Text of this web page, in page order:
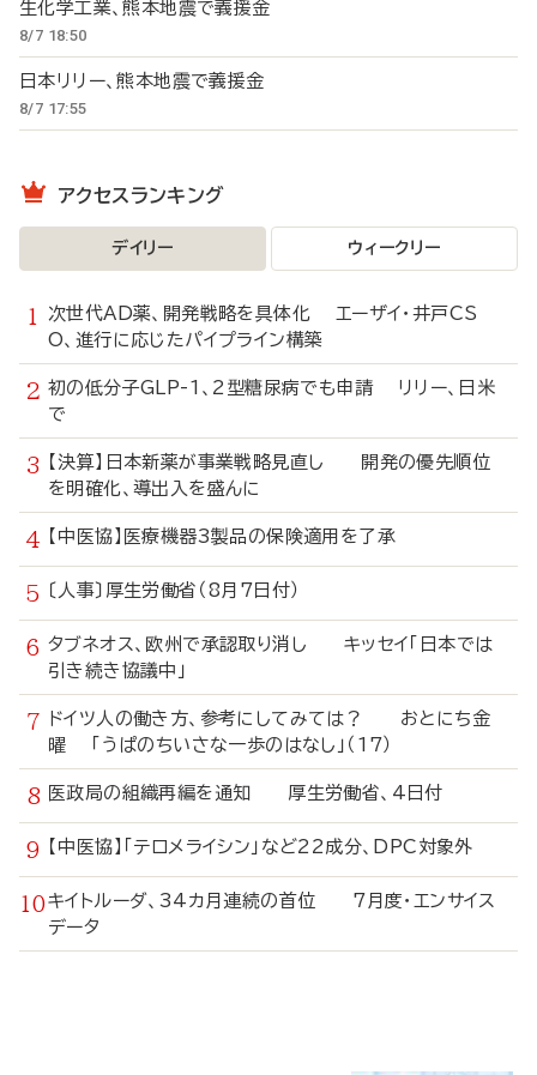
生化学工業、熊本地震で義援金
8/7 18:50
日本リリー、熊本地震で義援金
8/7 17:55
アクセスランキング
デイリー ウィークリー
次世代AD薬、開発戦略を具体化 エーザイ・井戸CS
O、進行に応じたパイプライン構築
初の低分子GLP-1、2型糖尿病でも申請 リリー、日米
で
【決算】日本新薬が事業戦略見直し 開発の優先順位
を明確化、導出入を盛んに
【中医協】医療機器3製品の保険適用を了承
〔人事〕厚生労働省（8月7日付）
タブネオス、欧州で承認取り消し キッセイ「日本では
引き続き協議中」
ドイツ人の働き方、参考にしてみては？ おとにち金
曜 「うぱのちいさな一歩のはなし」（17）
医政局の組織再編を通知 厚生労働省、4日付
【中医協】「テロメライシン」など22成分、DPC対象外
キイトルーダ、34カ月連続の首位 7月度・エンサイス
データ